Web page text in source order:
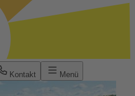
Kontakt Menü